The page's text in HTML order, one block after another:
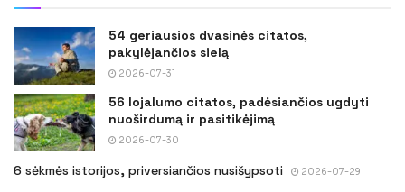
54 geriausios dvasinės citatos,
pakylėjančios sielą
2026-07-31
56 lojalumo citatos, padėsiančios ugdyti
nuoširdumą ir pasitikėjimą
2026-07-30
6 sėkmės istorijos, priversiančios nusišypsoti 2026-07-29